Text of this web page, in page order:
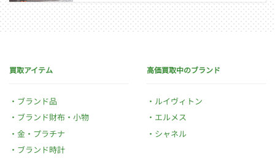
買取アイテム
ブランド品
ブランド財布・小物
金・プラチナ
ブランド時計
高価買取中のブランド
ルイヴィトン
エルメス
シャネル